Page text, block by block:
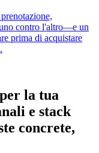
contro l'altro—e un
prima di acquistare
la tua
e stack
concrete,